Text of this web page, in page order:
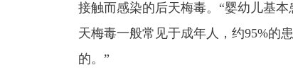
接触而感染的后天梅毒。“婴幼儿基
天梅毒一般常见于成年人，约95%的
的。”